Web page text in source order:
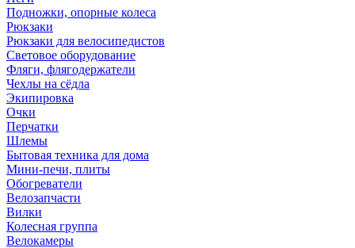
Подножки, опорные колеса
Рюкзаки
Рюкзаки для велосипедистов
Световое оборудование
Фляги, флягодержатели
Чехлы на сёдла
Экипировка
Очки
Перчатки
Шлемы
Бытовая техника для дома
Мини-печи, плиты
Обогреватели
Велозапчасти
Вилки
Колесная группа
Велокамеры